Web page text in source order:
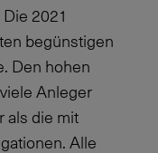
2021
begünstigen
Den hohen
Anleger
als die mit
Alle